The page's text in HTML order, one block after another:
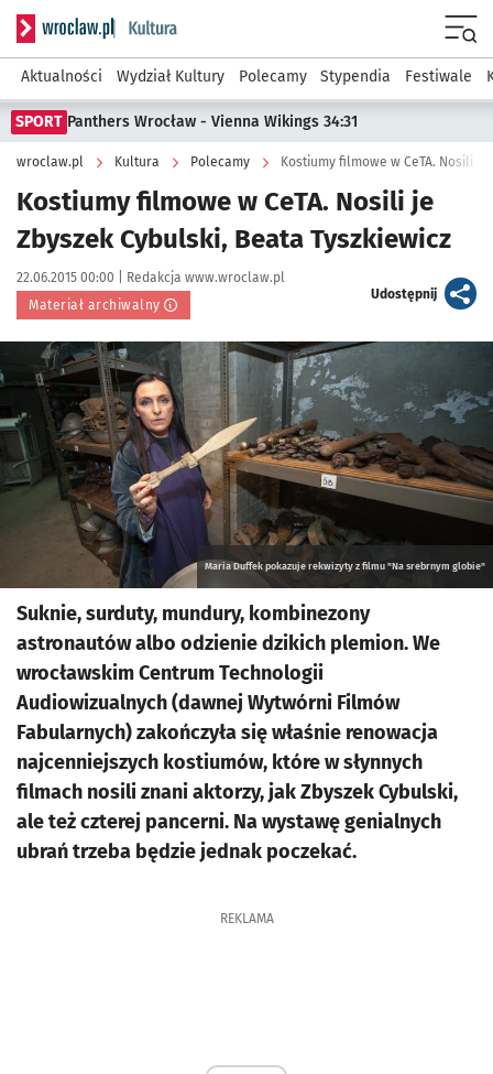
Serwis informacyjny wroclaw.pl podserwis: Kultura
Aktualności Wydział Kultury Polecamy Stypendia Festiwale
SPORT Panthers Wrocław - Vienna Wikings 34:31
wroclaw.pl Kultura Polecamy Kostiumy filmowe w CeTA. Nosili
Kostiumy filmowe w CeTA. Nosili je
Zbyszek Cybulski, Beata Tyszkiewicz
Data publikacji:
22.06.2015 00:00 | Autor:
Redakcja www.wroclaw.pl
Materiał archiwalny
Udostępnijartykuł
Kliknij, aby powiększyć
Maria Duffek pokazuje rekwizyty z filmu "Na srebrnym globie"
Suknie, surduty, mundury, kombinezony
astronautów albo odzienie dzikich plemion. We
wrocławskim Centrum Technologii
Audiowizualnych (dawnej Wytwórni Filmów
Fabularnych) zakończyła się właśnie renowacja
najcenniejszych kostiumów, które w słynnych
filmach nosili znani aktorzy, jak Zbyszek Cybulski,
ale też czterej pancerni. Na wystawę genialnych
ubrań trzeba będzie jednak poczekać.
REKLAMA